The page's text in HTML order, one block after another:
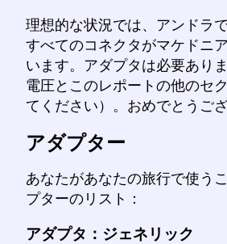
理想的な状況では、アンドラ
すべてのコネクタがマケドニ
います。アダプタは必要あり
電圧とこのレポートの他のセ
てください）。おめでとうご
アダプター
あなたがあなたの旅行で使う
プターのリスト：
アダプタ：ジェネリック